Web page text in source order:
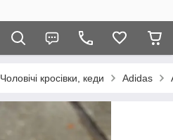
Чоловічі кросівки, кеди Adidas